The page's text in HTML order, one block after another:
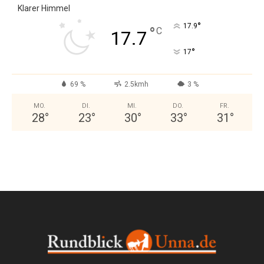
Klarer Himmel
17.7 °C 17.9°
17°
69 % 2.5kmh 3 %
MO.
28°
DI.
23°
MI.
30°
DO.
33°
FR.
31 °